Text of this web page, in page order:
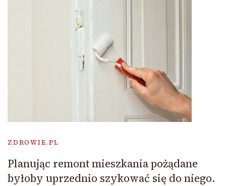
ZDROWIE.PL
Planując remont mieszkania pożądane
byłoby uprzednio szykować się do niego.